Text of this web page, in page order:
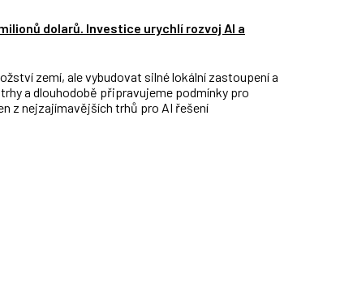
dolarů. Investice urychlí rozvoj AI a
zemí, ale vybudovat silné lokální zastoupení a
a dlouhodobě připravujeme podmínky pro
z nejzajímavějších trhů pro AI řešení